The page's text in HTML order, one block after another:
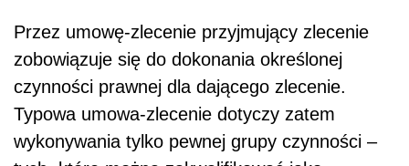
Przez umowę-zlecenie przyjmujący zlecenie
zobowiązuje się do dokonania określonej
czynności prawnej dla dającego zlecenie.
Typowa umowa-zlecenie dotyczy zatem
wykonywania tylko pewnej grupy czynności –